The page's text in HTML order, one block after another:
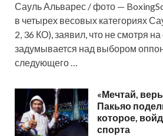
Сауль Альварес / фото —
в четырех весовых категориях
2, 36 КО), заявил, что не смотря на
задумывается над выбором
следующего …
«Мечтай,
Пакьяо
которое,
спорта